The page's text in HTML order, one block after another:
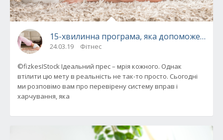
15-хвилинна програма, яка допоможе
24.03.19 Фітнес
©fizkesIStock Ідеальний прес – мрія кожного. Однак
втілити цю мету в реальність не так-то просто. Сьогодні
ми розповімо вам про перевірену систему вправ і
харчування, яка